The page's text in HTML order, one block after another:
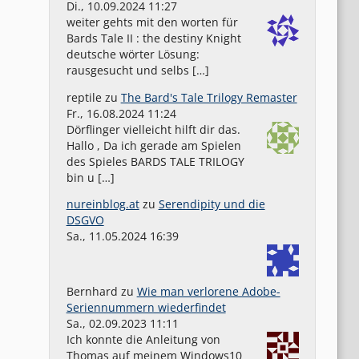
Di., 10.09.2024 11:27
weiter gehts mit den worten für
Bards Tale II : the destiny Knight
deutsche wörter Lösung:
rausgesucht und selbs […]
reptilezu The Bard's Tale Trilogy Remaster
Fr., 16.08.2024 11:24
Dörflinger vielleicht hilft dir das.
Hallo , Da ich gerade am Spielen
des Spieles BARDS TALE TRILOGY
bin u […]
nureinblog.atzu Serendipity und die
DSGVO
Sa., 11.05.2024 16:39
Bernhard zu Wie man verlorene Adobe-
Seriennummern wiederfindet
Sa., 02.09.2023 11:11
Ich konnte die Anleitung von
Thomas auf meinem Windows10